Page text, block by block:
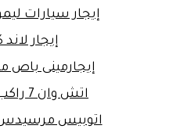
إيجار سيارات
إيجار لاند
إيجارمينى باص
اتش وان 7 راكب للعائلات
اتوبيس مرسيدس 600